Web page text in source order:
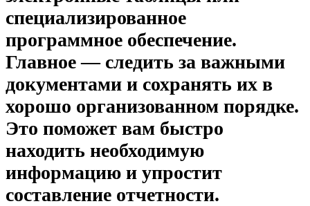
специализированное
программное обеспечение.
Главное — следить за важными
документами и сохранять их в
хорошо организованном порядке.
Это поможет вам быстро
находить необходимую
информацию и упростит
составление отчетности.